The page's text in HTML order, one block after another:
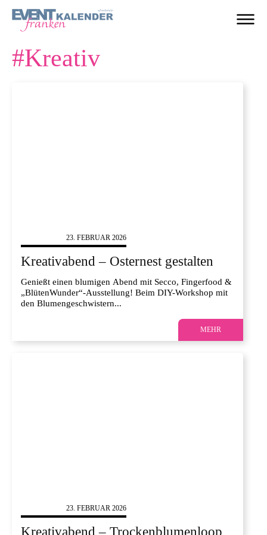
#Kreativ
23. FEBRUAR 2026
Kreativabend – Osternest gestalten
Genießt einen blumigen Abend mit Secco, Fingerfood &
„BlütenWunder“-Ausstellung! Beim DIY-Workshop mit
den Blumengeschwistern...
MEHR
23. FEBRUAR 2026
Kreativabend – Trockenblumenloop